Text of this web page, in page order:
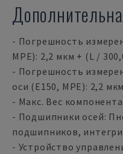
- Погрешность
MPE): 2,2 мкм + (L /
- Погрешность
оси (E150, MPE): 2,2
- Макс. Вес
- Подшипники осей:
подшипников,
- Устройство